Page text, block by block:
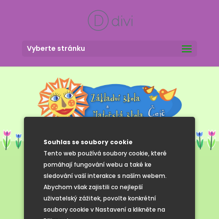
Souhlas se soubory cookie
Tento web používá soubory cookie, které
pomáhají fungování webu a také ke
sledování vaší interakce s naším webem.
Abychom však zajistili co nejlepší
uživatelský zážitek, povolte konkrétní
soubory cookie v Nastavení a klikněte na
Vyberte stránku
Leden 2025